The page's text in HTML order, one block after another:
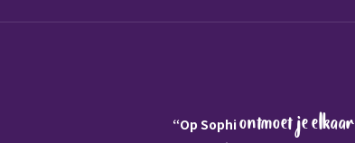
“Op Sophiontmoet je elkaar